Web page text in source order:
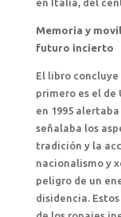
en Italia, del
Memoria y
futuro incierto
El libro
primero es el de
en 1995
señalaba los
tradición y la
nacionalismo y
peligro de un
disidencia.